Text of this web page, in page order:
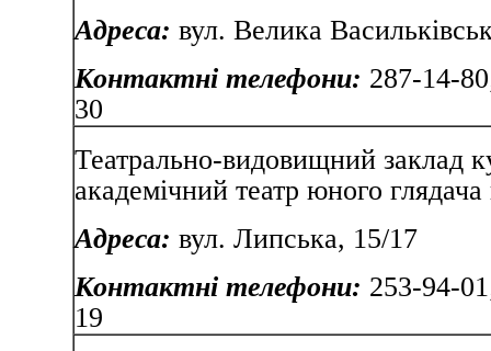
Адреса: вул. Велика
Контактні телефони: 287-14-
30
Театрально-видовищний заклад
академічний театр юного
Адреса: вул.
Контактні телефони: 253-94-
19